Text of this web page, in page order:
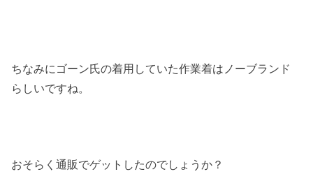
ちなみにゴーン氏の着用していた作業着はノーブランド
らしいですね。
おそらく通販でゲットしたのでしょうか？